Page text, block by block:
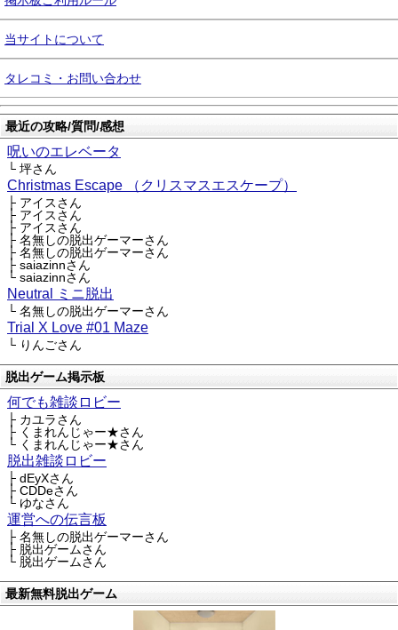
当サイトについて
タレコミ・お問い合わせ
最近の攻略/質問/感想
呪いのエレベータ
└ 坪さん
Christmas Escape （クリスマスエスケープ）
├ アイスさん
├ アイスさん
├ アイスさん
├ 名無しの脱出ゲーマーさん
├ 名無しの脱出ゲーマーさん
├ saiazinnさん
└ saiazinnさん
Neutral ミニ脱出
└ 名無しの脱出ゲーマーさん
Trial X Love #01 Maze
└ りんごさん
脱出ゲーム掲示板
何でも雑談ロビー
├ カユラさん
├ くまれんじゃー★さん
└ くまれんじゃー★さん
脱出雑談ロビー
├ dEyXさん
├ CDDeさん
└ ゆなさん
運営への伝言板
├ 名無しの脱出ゲーマーさん
├ 脱出ゲームさん
└ 脱出ゲームさん
最新無料脱出ゲーム